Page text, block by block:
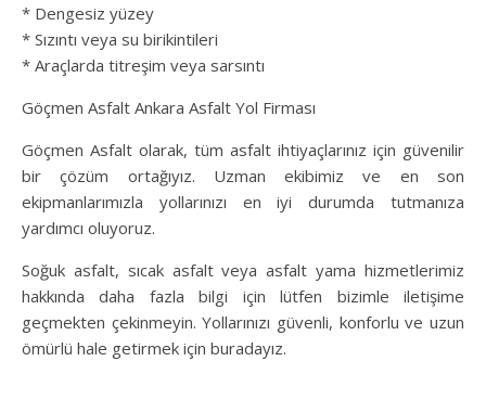
* Dengesiz yüzey
* Sızıntı veya su birikintileri
* Araçlarda titreşim veya sarsıntı
Göçmen Asfalt Ankara Asfalt Yol Firması
Göçmen Asfalt olarak, tüm asfalt ihtiyaçlarınız için güvenilir
bir çözüm ortağıyız. Uzman ekibimiz ve en son
ekipmanlarımızla yollarınızı en iyi durumda tutmanıza
yardımcı oluyoruz.
Soğuk asfalt, sıcak asfalt veya asfalt yama hizmetlerimiz
hakkında daha fazla bilgi için lütfen bizimle iletişime
geçmekten çekinmeyin. Yollarınızı güvenli, konforlu ve uzun
ömürlü hale getirmek için buradayız.